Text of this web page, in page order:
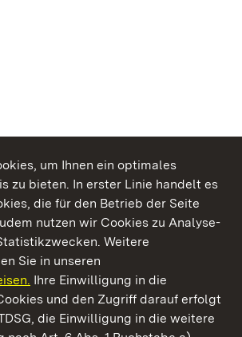
um Ihnen ein optimales
zu bieten. In erster Linie handelt es
die für den Betrieb der Seite
nutzen wir Cookies zu Analyse-
Weitere
Sie in unseren
Ihre Einwilligung in die
und den Zugriff darauf erfolgt
die Einwilligung in die weitere
Genießen.
und Gärten Baden-Württemberg